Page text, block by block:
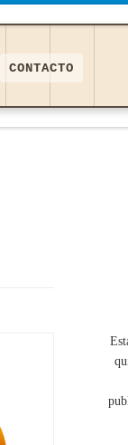
CONTACTO